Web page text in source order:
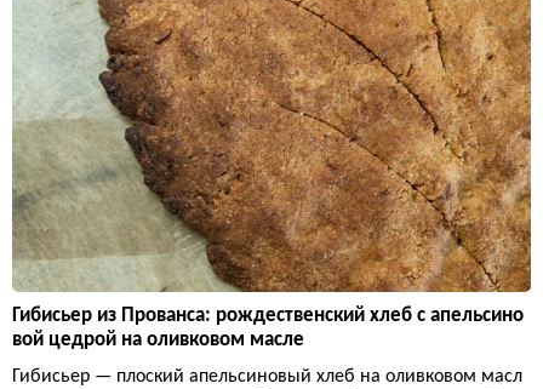
Гибисьер из Прованса: рождественский хлеб с апельсино
вой цедрой на оливковом масле
Гибисьер — плоский апельсиновый хлеб на оливковом масл